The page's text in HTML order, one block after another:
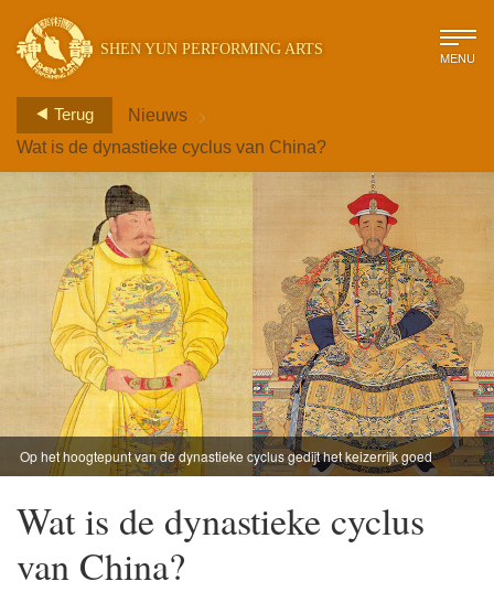
SHEN YUN PERFORMING ARTS MENU
Terug Nieuws >
Wat is de dynastieke cyclus van China?
Op het hoogtepunt van de dynastieke cyclus gedijt het keizerrijk goed
onder deugdzame heersers. Afgebeeld: Keizers Tang Taizong (l) en
Wat is de dynastieke cyclus
van China?